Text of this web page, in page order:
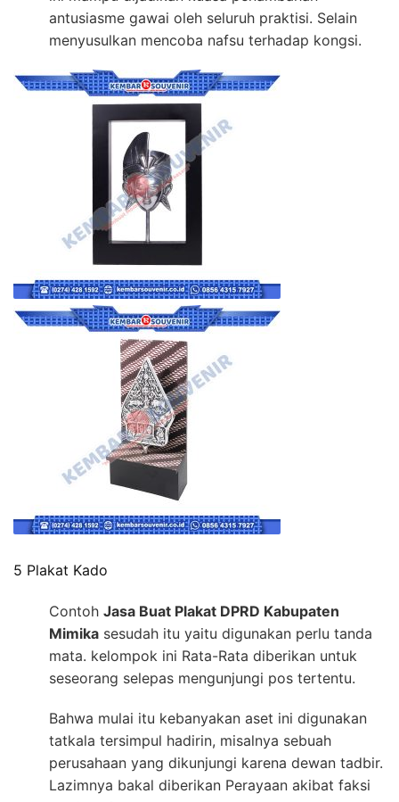
antusiasme gawai oleh seluruh praktisi. Selain
menyusulkan mencoba nafsu terhadap kongsi.
5 Plakat Kado
Contoh Jasa Buat Plakat DPRD Kabupaten
Mimika sesudah itu yaitu digunakan perlu tanda
mata. kelompok ini Rata-Rata diberikan untuk
seseorang selepas mengunjungi pos tertentu.
Bahwa mulai itu kebanyakan aset ini digunakan
tatkala tersimpul hadirin, misalnya sebuah
perusahaan yang dikunjungi karena dewan tadbir.
Lazimnya bakal diberikan Perayaan akibat faksi